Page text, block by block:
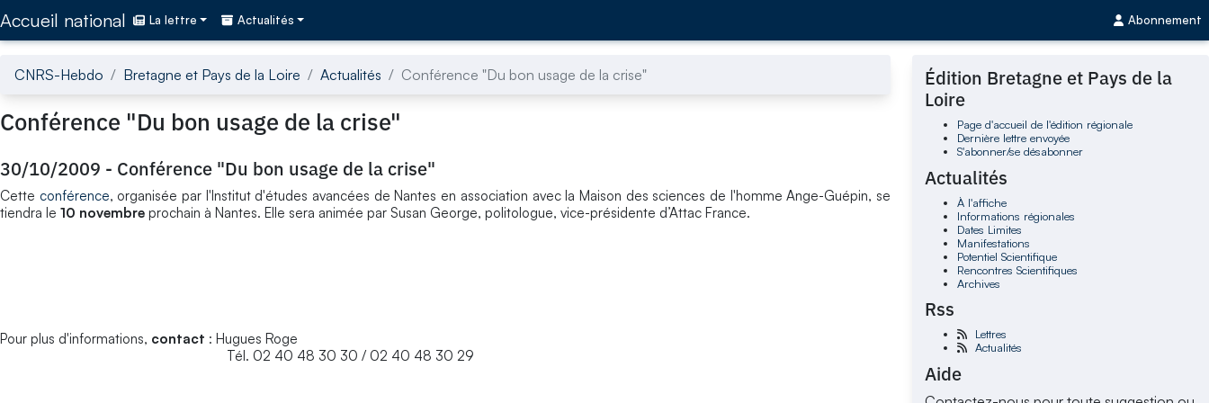
Accueil national La lettre Actualités Abonnement
CNRS-Hebdo Bretagne et Pays de la Loire Actualités Conférence "Du bon usage de la crise"
Conférence "Du bon usage de la crise"
30/10/2009 - Conférence "Du bon usage de la crise"
Cette conférence, organisée par l'Institut d'études avancées de Nantes en association avec la Maison des sciences de l'homme Ange-Guépin, se
tiendra le 10 novembre prochain à Nantes. Elle sera animée par Susan George, politologue, vice-présidente d’Attac France.
Pour plus d'informations, contact : Hugues Roge
Tél. 02 40 48 30 30 / 02 40 48 30 29
Édition Bretagne et Pays de la
Loire
Page d'accueil de l'édition régionale
Dernière lettre envoyée
S'abonner/se désabonner
Actualités
À l'affiche
Informations régionales
Dates Limites
Manifestations
Potentiel Scientifique
Rencontres Scientifiques
Archives
Rss
Lettres
Actualités
Aide